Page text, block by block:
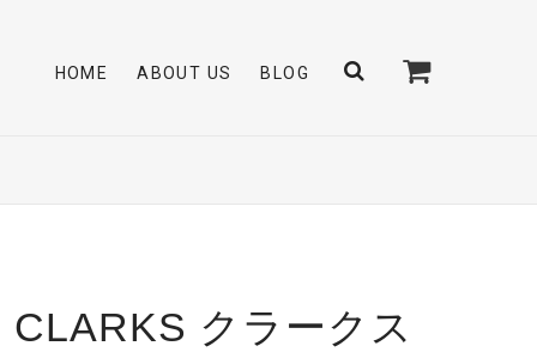
HOME ABOUT US BLOG
CLARKS クラークス